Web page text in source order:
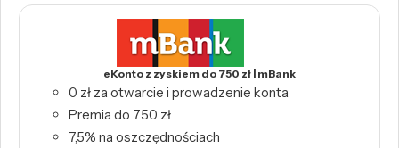
eKonto z zyskiem do 750 zł | mBank
0 zł za otwarcie i prowadzenie konta
Premia do 750 zł
7,5% na oszczędnościach